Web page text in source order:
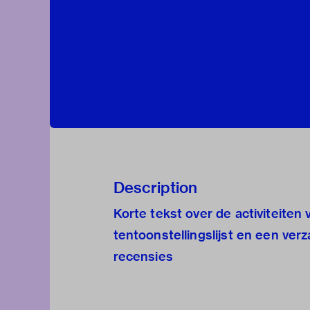
Description
Korte tekst over de activiteiten
tentoonstellingslijst en een
recensies